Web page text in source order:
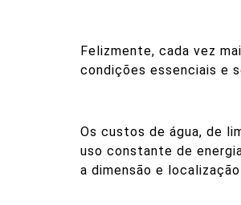
Felizmente, cada vez
condições essenciais e
Os custos de água, de
uso constante de
a dimensão e